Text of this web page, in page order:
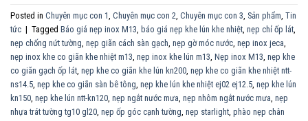
Posted in Chuyên mục con 1, Chuyên mục con 2, Chuyên mục con 3, Sản phẩm, Tin
tức | Tagged Báo giá nẹp inox M13, báo giá nẹp khe lún khe nhiệt, nẹp chỉ ốp lát,
nẹp chống nứt tường, nẹp giãn cách sàn gạch, nẹp gờ móc nước, nẹp inox jeca,
nẹp inox khe co giãn khe nhiệt m13, nẹp inox khe lún m13, Nẹp inox M13, nẹp khe
co giãn gạch ốp lát, nẹp khe co giãn khe lún kn200, nẹp khe co giãn khe nhiệt ntt-
ns14.5, nẹp khe co giãn sàn bê tông, nẹp khe lún khe nhiệt ej02 ej12.5, nẹp khe lún
kn150, nẹp khe lún ntt-kn120, nẹp ngắt nước mưa, nẹp nhôm ngắt nước mưa, nẹp
nhựa trát tường tg10 gl20, nẹp ốp góc cạnh tường, nẹp starlight, phào nẹp chân